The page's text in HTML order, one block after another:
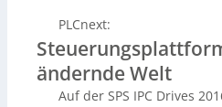
PLCnext:
ändernde Welt
Auf der SPS IPC Drives